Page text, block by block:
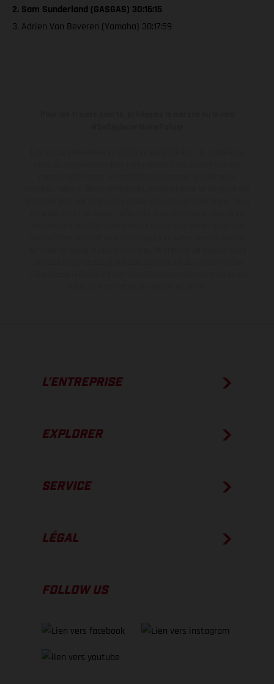
2. Sam Sunderland (GASGAS) 30:16:15
3. Adrien Van Beveren (Yamaha) 30:17:59
L’ENTREPRISE
EXPLORER
SERVICE
LÉGAL
FOLLOW US